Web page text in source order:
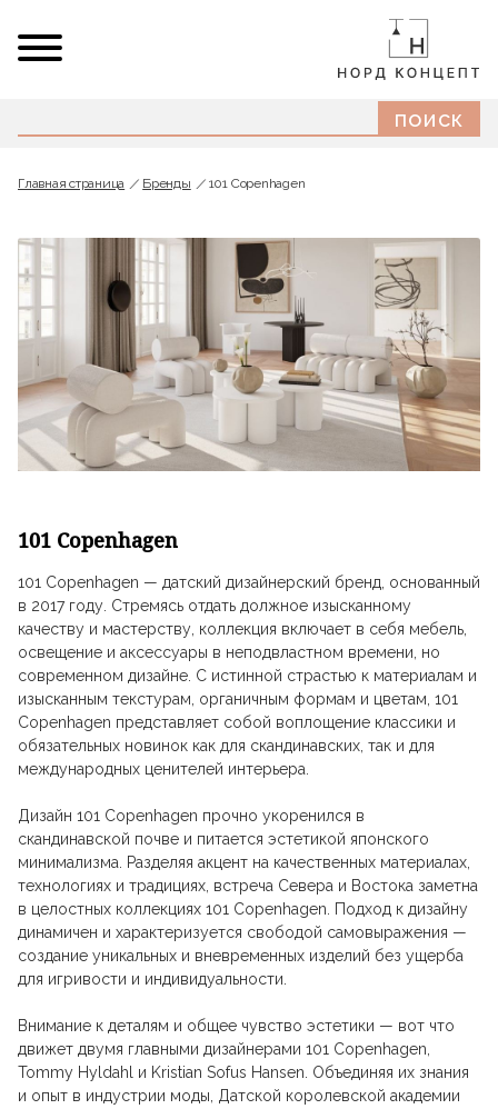
Главная страница Бренды 101 Copenhagen
101 Copenhagen
101 Copenhagen — датский дизайнерский бренд, основанный
в 2017 году. Стремясь отдать должное изысканному
качеству и мастерству, коллекция включает в себя мебель,
освещение и аксессуары в неподвластном времени, но
современном дизайне. С истинной страстью к материалам и
изысканным текстурам, органичным формам и цветам, 101
Copenhagen представляет собой воплощение классики и
обязательных новинок как для скандинавских, так и для
международных ценителей интерьера.
Дизайн 101 Copenhagen прочно укоренился в
скандинавской почве и питается эстетикой японского
минимализма. Разделяя акцент на качественных материалах,
технологиях и традициях, встреча Севера и Востока заметна
в целостных коллекциях 101 Copenhagen. Подход к дизайну
динамичен и характеризуется свободой самовыражения —
создание уникальных и вневременных изделий без ущерба
для игривости и индивидуальности.
Внимание к деталям и общее чувство эстетики — вот что
движет двумя главными дизайнерами 101 Copenhagen,
Tommy Hyldahl и Kristian Sofus Hansen. Объединяя их знания
и опыт в индустрии моды, Датской королевской академии